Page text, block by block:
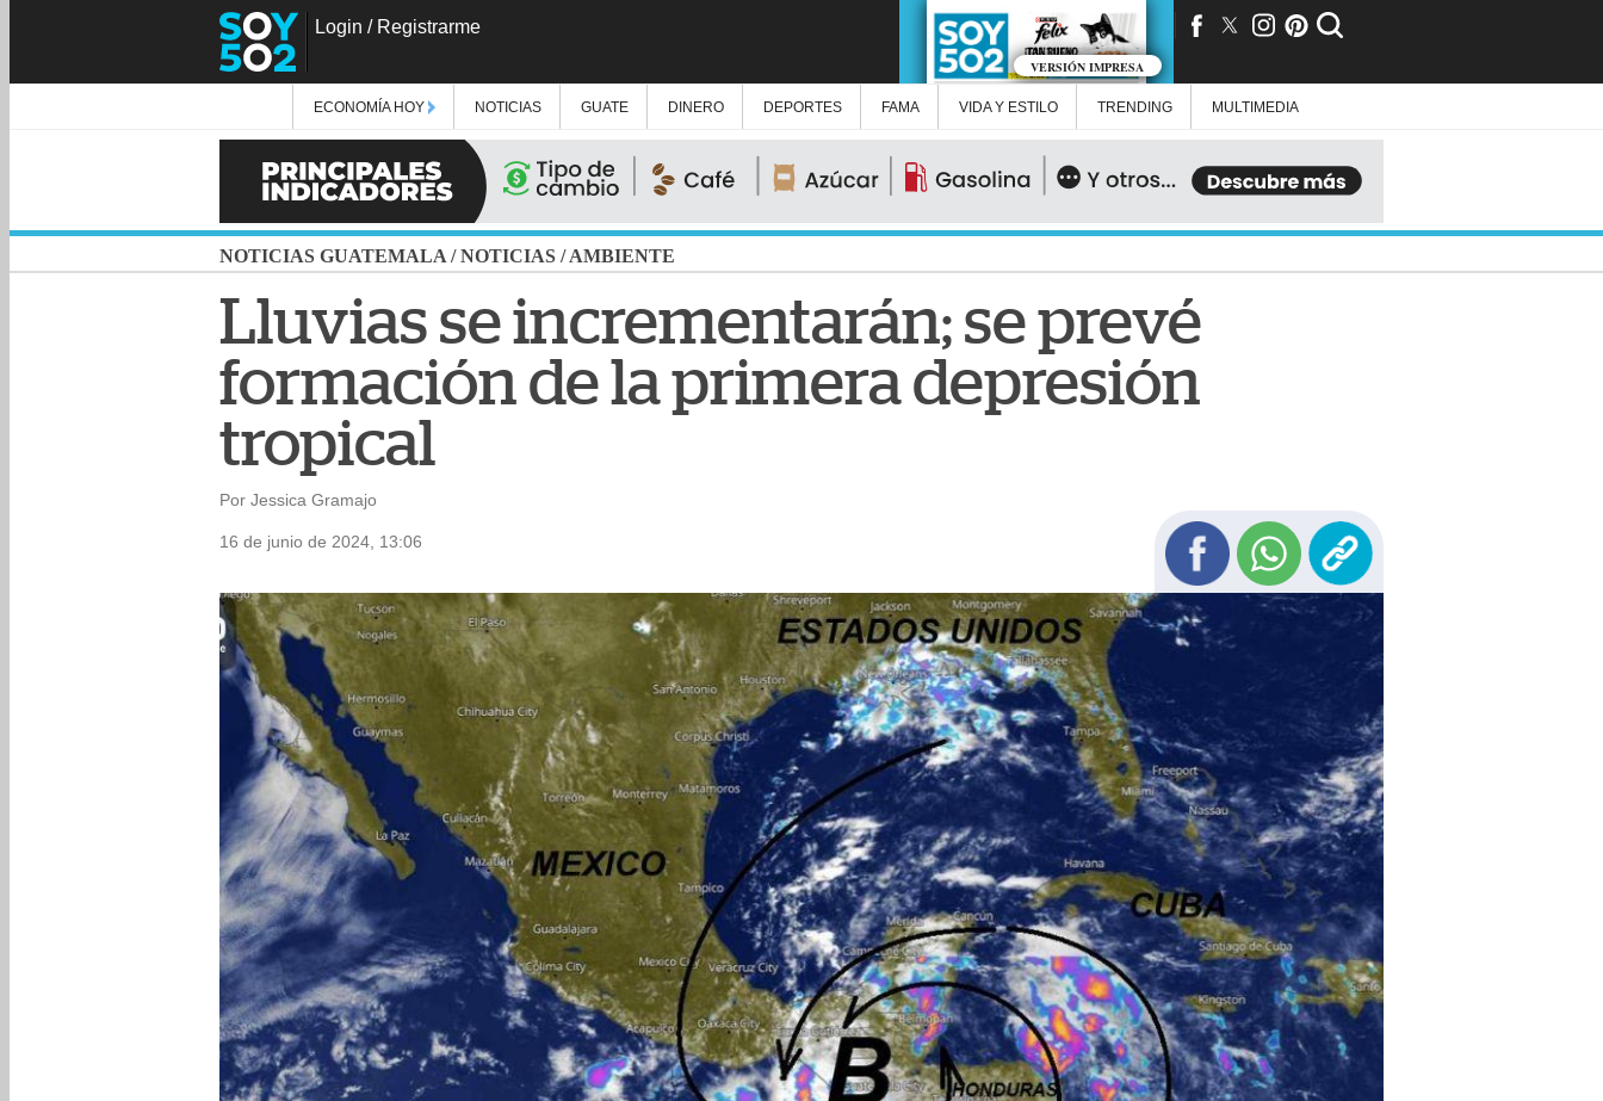
Login / Registrarme
VERSIÓN IMPRESA
ECONOMÍA HOY NOTICIAS GUATE DINERO DEPORTES FAMA VIDA Y ESTILO TRENDING MULTIMEDIA
NOTICIAS GUATEMALA /NOTICIAS /AMBIENTE
Lluvias se incrementarán; se prevé
formación de la primera depresión
tropical
Por Jessica Gramajo
16 de junio de 2024, 13:06